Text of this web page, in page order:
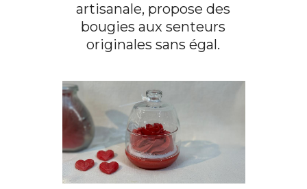
artisanale, propose des
bougies aux senteurs
originales sans égal.